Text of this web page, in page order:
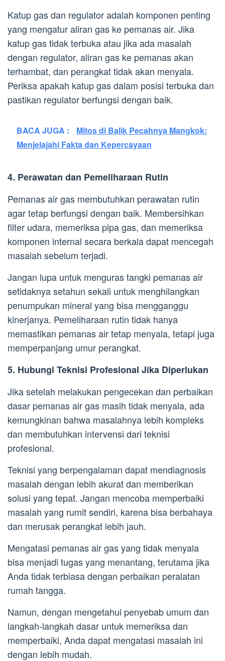
Katup gas dan regulator adalah komponen penting
yang mengatur aliran gas ke pemanas air. Jika
katup gas tidak terbuka atau jika ada masalah
dengan regulator, aliran gas ke pemanas akan
terhambat, dan perangkat tidak akan menyala.
Periksa apakah katup gas dalam posisi terbuka dan
pastikan regulator berfungsi dengan baik.
BACA JUGA :
Mitos di Balik Pecahnya Mangkok:
Menjelajahi Fakta dan Kepercayaan
4. Perawatan dan Pemeliharaan Rutin
Pemanas air gas membutuhkan perawatan rutin
agar tetap berfungsi dengan baik. Membersihkan
filter udara, memeriksa pipa gas, dan memeriksa
komponen internal secara berkala dapat mencegah
masalah sebelum terjadi.
Jangan lupa untuk menguras tangki pemanas air
setidaknya setahun sekali untuk menghilangkan
penumpukan mineral yang bisa mengganggu
kinerjanya. Pemeliharaan rutin tidak hanya
memastikan pemanas air tetap menyala, tetapi juga
memperpanjang umur perangkat.
5. Hubungi Teknisi Profesional Jika Diperlukan
Jika setelah melakukan pengecekan dan perbaikan
dasar pemanas air gas masih tidak menyala, ada
kemungkinan bahwa masalahnya lebih kompleks
dan membutuhkan intervensi dari teknisi
profesional.
Teknisi yang berpengalaman dapat mendiagnosis
masalah dengan lebih akurat dan memberikan
solusi yang tepat. Jangan mencoba memperbaiki
masalah yang rumit sendiri, karena bisa berbahaya
dan merusak perangkat lebih jauh.
Mengatasi pemanas air gas yang tidak menyala
bisa menjadi tugas yang menantang, terutama jika
Anda tidak terbiasa dengan perbaikan peralatan
rumah tangga.
Namun, dengan mengetahui penyebab umum dan
langkah-langkah dasar untuk memeriksa dan
memperbaiki, Anda dapat mengatasi masalah ini
dengan lebih mudah.